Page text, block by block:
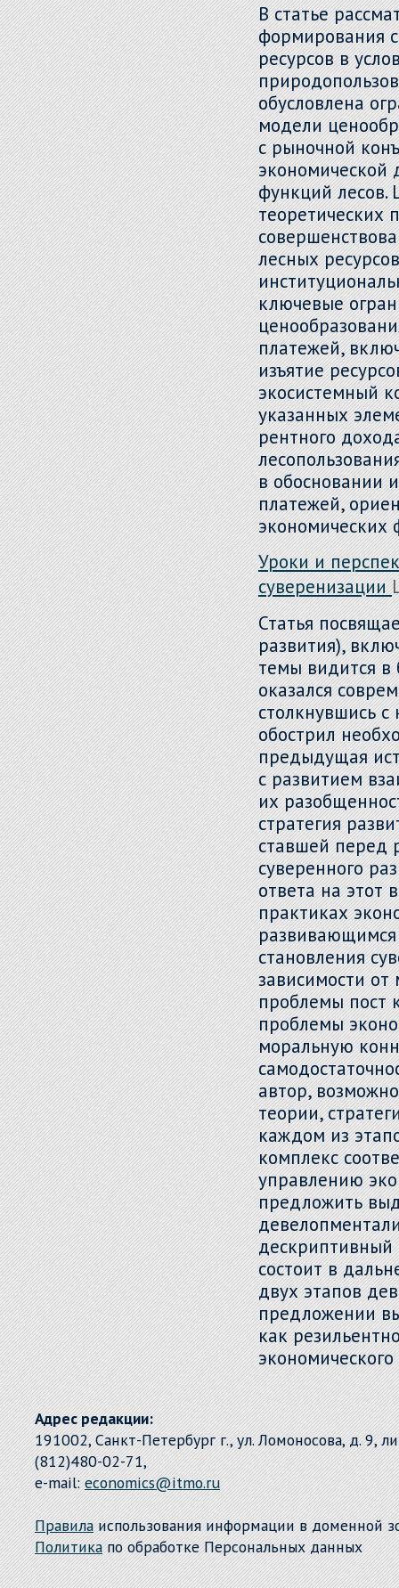
В статье
формирования
ресурсов в
обусловлена
модели
с рыночной
экономической
функций лесов.
теоретических
лесных
ключевые
платежей,
изъятие
экосистемный
указанных
рентного
в обосновании
платежей,
экономических
Уроки и
суверенизации
Статья
развития),
темы видится в
оказался
столкнувшись с
обострил
предыдущая
с развитием
их
стратегия
ставшей перед
суверенного
ответа на этот
практиках
становления
зависимости
проблемы пост
проблемы
моральную
автор,
теории,
каждом из
комплекс
управлению
предложить
дескриптивный
состоит в
двух этапов
предложении
как
Адрес редакции:
191002, Санкт-Петербург г., ул. Ломоносова, д. 9,
(812)480-02-71,
e-mail:economics@itmo.ru
Правилаиспользования информации в доменной
Политикапо обработке Персональных данных